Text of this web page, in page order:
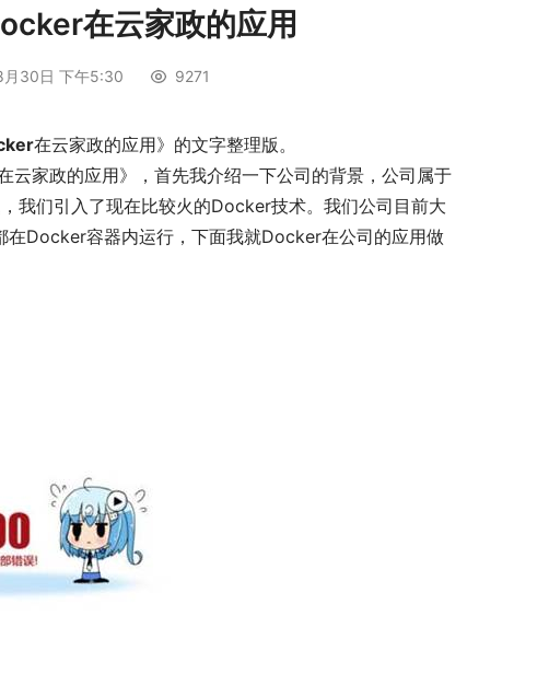
在云家政的应用
月30日 下午5:30 9271
在云家政的应用》的文字整理版。
家政的应用》，首先我介绍一下公司的背景，公司属于
我们引入了现在比较火的Docker技术。我们公司目前大
Docker容器内运行，下面我就Docker在公司的应用做